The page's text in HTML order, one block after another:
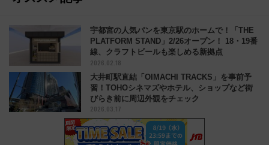
宇都宮の人気パンを東京駅のホームで！「THE
PLATFORM STAND」2/26オープン！ 18・19番
線、クラフトビールも楽しめる新拠点
2026.02.18
大井町駅直結「OIMACHI TRACKS」を事前予
習！TOHOシネマズやホテル、ショップなど街
びらき前に周辺外観をチェック
2026.03.17